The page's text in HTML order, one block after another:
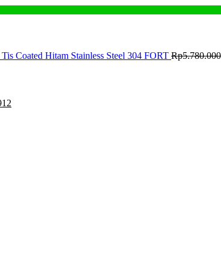
Coated Hitam Stainless Steel 304 FORT Rp5.780.000